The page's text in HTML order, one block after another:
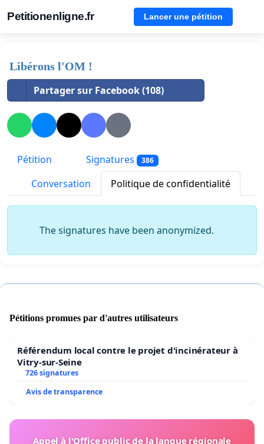
Petitionenligne.fr Lancer une pétition
Libérons l'OM !
Partager sur Facebook (108)
Pétition Signatures 386
Conversation Politique de confidentialité
The signatures have been anonymized.
Pétitions promues par d'autres utilisateurs
Référendum local contre le projet d'incinérateur à
Vitry-sur-Seine
726 signatures
Avis de transparence
Appel à l'Office public de la langue régionale